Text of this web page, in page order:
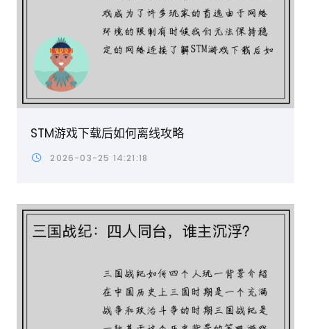
STM游戏下载后如何离线攻略
2026-03-25 14:21:18